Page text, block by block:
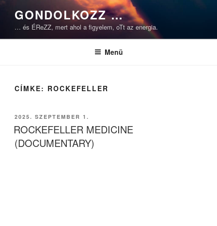
Tartalomhoz
GONDOLKOZZ …
… és ÉReZZ, mert ahol a figyelem, oTt az energia.
Menü
CÍMKE: ROCKEFELLER
BEKÜLDVE:
2025. SZEPTEMBER 1.
ROCKEFELLER MEDICINE
(DOCUMENTARY)